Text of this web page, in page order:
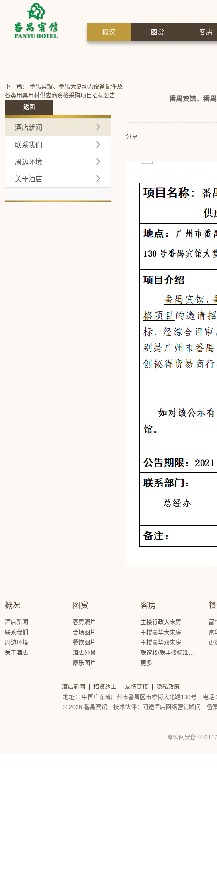
概況 图赏 客房
番禺宾馆、番
分享：
下一篇： 番禺宾馆、番禺大厦动力设备配件及
各类用具用材供应商资格采购项目招标公告
返回
酒店新闻
联系我们
周边环境
关于酒店
概况
酒店新闻
联系我们
周边环境
关于酒店
图赏
客房照片
会场图片
餐饮图片
酒店外景
康乐图片
客房
主楼行政大床房
主楼豪华大床房
主楼豪华双床房
联谊楼/联丰楼标准大床房
更多+
富
富
更
酒店新闻 招贤纳士 友情链接
隐私政策
地址： 中国广东省广州市番禺区市桥街大北路130号
电话
© 2026 番禺宾馆
技术伙伴： 问途酒店网络营销顾问 备
粤公网安备